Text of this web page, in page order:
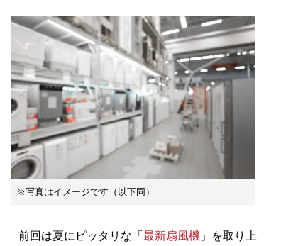
※写真はイメージです（以下同）
前回は夏にピッタリな「 最新扇風機 」を取り上